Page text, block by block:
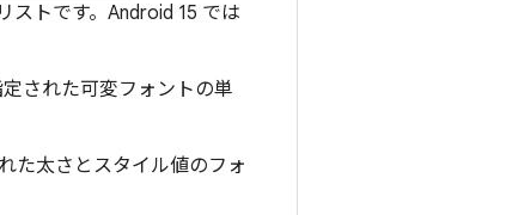
ストです。Android 15 では
された可変フォントの単
た太さとスタイル値のフォ